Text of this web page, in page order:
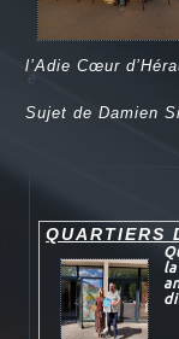
l’Adie Cœur
e
Sujet de Damien
QUARTIERS